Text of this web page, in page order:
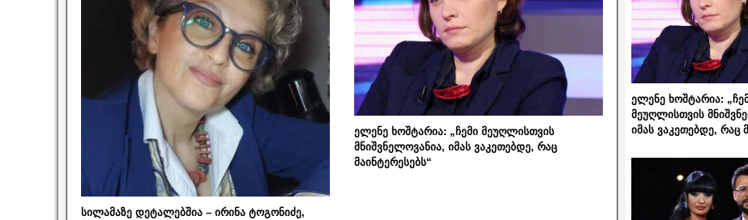
სილამაზე დეტალებშია – ირინა ტოგონიძე,
ელენე ხოშტარია: „ჩემი მეუღლისთვის
მნიშვნელოვანია, იმას ვაკეთებდე, რაც
მაინტერესებს“
ელენე ხოშტარია:
მეუღლისთვის
იმას ვაკეთებდე, რაც